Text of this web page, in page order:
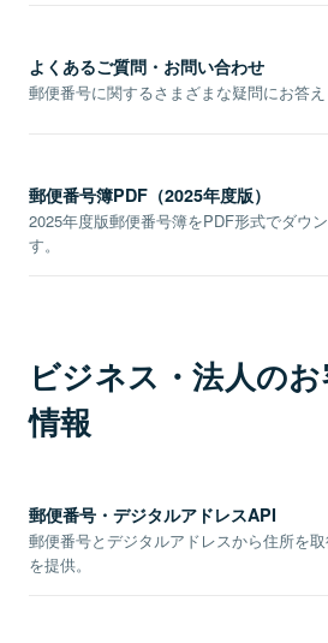
よくあるご質問・お問い合わせ
郵便番号に関するさまざまな疑問にお答え
郵便番号簿PDF（2025年度版）
2025年度版郵便番号簿をPDF形式でダウ
す。
ビジネス・法人の
情報
郵便番号・デジタルアドレスAPI
郵便番号とデジタルアドレスから住所を
を提供。